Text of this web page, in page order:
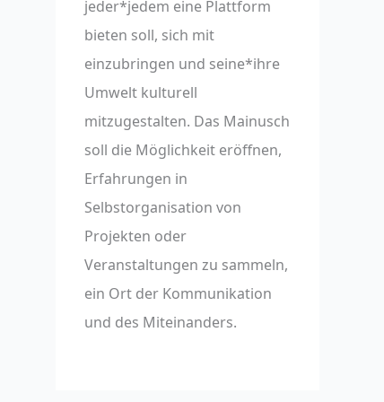
jeder*jedem eine Plattform
bieten soll, sich mit
einzubringen und seine*ihre
Umwelt kulturell
mitzugestalten. Das Mainusch
soll die Möglichkeit eröffnen,
Erfahrungen in
Selbstorganisation von
Projekten oder
Veranstaltungen zu sammeln,
ein Ort der Kommunikation
und des Miteinanders.